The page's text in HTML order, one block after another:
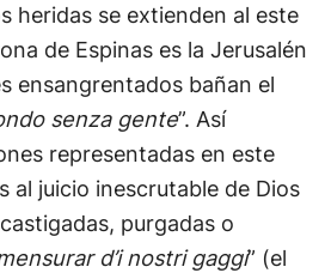
heridas se extienden al este
de Espinas es la Jerusalén
ensangrentados bañan el
senza gente”. Así
representadas en este
al juicio inescrutable de Dios
purgadas o
d’i nostri gaggi” (el